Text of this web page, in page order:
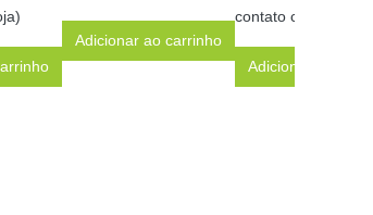
Adicionar ao carrinho
contato com a loja)
Adicionar ao